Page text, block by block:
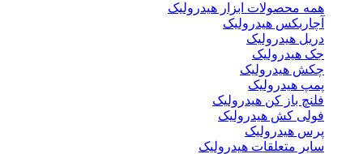
همه محصولات ابزار هیدرولیک
آچاربکس هیدرولیک
دریل هیدرولیک
جک هیدرولیک
چکش هیدرولیک
پمپ هیدرولیک
فلنچ باز کن هیدرولیک
فولی کش هیدرولیک
پرس هیدرولیک
سایر متعلقات هیدرولیک